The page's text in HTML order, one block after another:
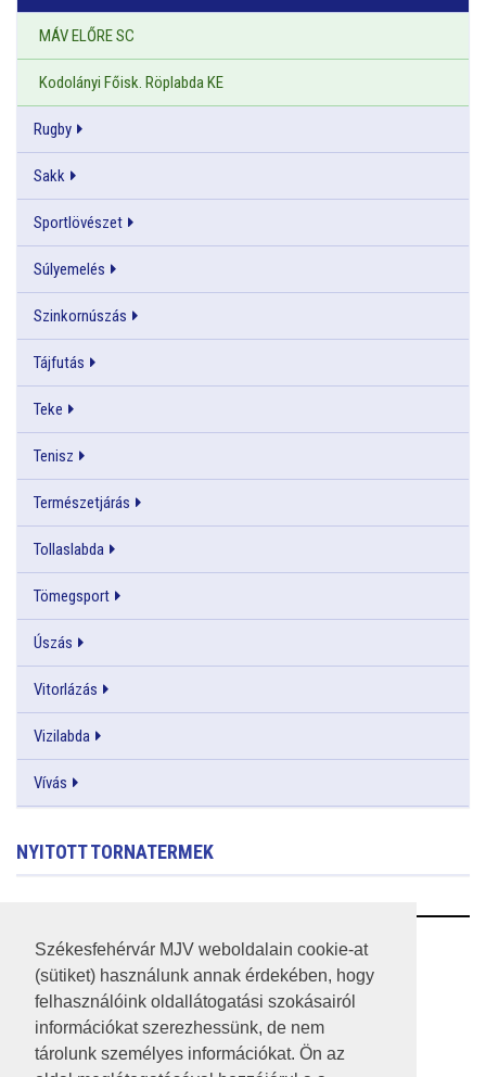
Székesfehérvár MJV weboldalain cookie-at
(sütiket) használunk annak érdekében, hogy
felhasználóink oldallátogatási szokásairól
információkat szerezhessünk, de nem
tárolunk személyes információkat. Ön az
MÁV ELŐRE SC
Kodolányi Főisk. Röplabda KE
Rugby
Sakk
Sportlövészet
Súlyemelés
Szinkornúszás
Tájfutás
Teke
Tenisz
Természetjárás
Tollaslabda
Tömegsport
Úszás
Vitorlázás
Vizilabda
Vívás
NYITOTT TORNATERMEK
RSS
A HONLAP 2017.03.31-I ÁLLAPOTA
JOGI NYILATKOZAT